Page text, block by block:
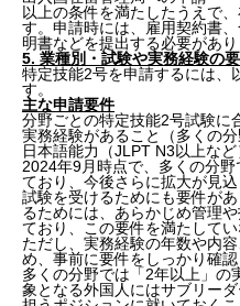
以上の条件を満たしたうえで
す。申請時には、雇用契約書
明書などを提出する必要があり
5. 業種別・試験や実務経験の
特定技能2号を申請するには、
す。
主な申請要件
分野ごとの特定技能2号試験に
実務経験があること（多くの
日本語能力（JLPT N3以上な
2024年9月時点で、多くの分
ており、今後さらに拡大が見込
試験を受けるためにも要件が
るためには、あらかじめ管理
ており、この要件を満たして
ただし、実務経験の年数や内
め、事前に要件をしっかり確
多くの分野では「2年以上」の
象となる外国人にはサブリー